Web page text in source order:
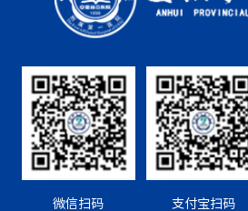
微信扫码
支付宝扫码